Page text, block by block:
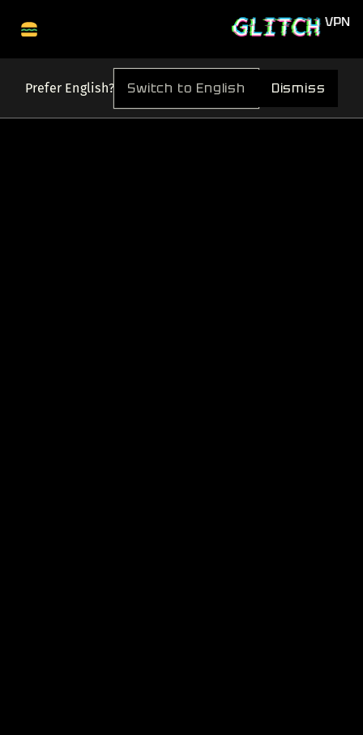
Prefer English? Switch to English Dismiss